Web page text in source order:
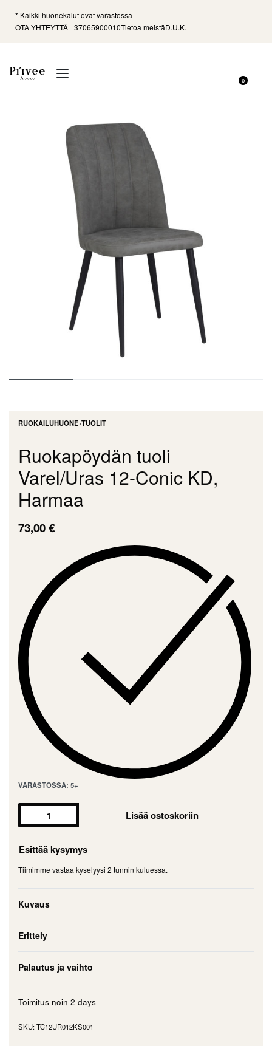
* Kaikki huonekalut ovat varastossa
OTA YHTEYTTÄ +37065900010Tietoa meistäD.U.K.
0
RUOKAILUHUONE›TUOLIT
Ruokapöydän tuoli
Varel/Uras 12-Conic KD,
Harmaa
73,00€
VARASTOSSA: 5+
Lisää ostoskoriin
Esittää kysymys
Tiimimme vastaa kyselyysi 2 tunnin kuluessa.
Kuvaus
Erittely
Palautus ja vaihto
Toimitus noin 2 days
TC12UR012KS001